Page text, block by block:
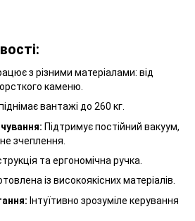
з різними матеріалами: від
каменю.
вантажі до 260 кг.
Підтримує постійний вакуум,
зчеплення.
та ергономічна ручка.
із високоякісних матеріалів.
Інтуїтивно зрозуміле керування